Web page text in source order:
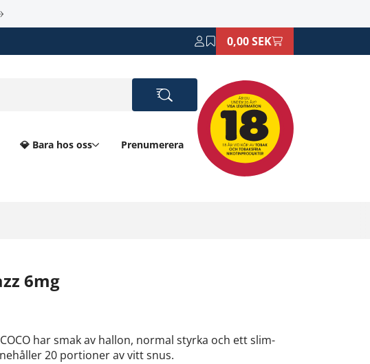
0,00 SEK
💎 Bara hos oss
Prenumerera
6mg
COCO har smak av hallon, normal styrka och ett slim-
20 portioner av vitt snus.